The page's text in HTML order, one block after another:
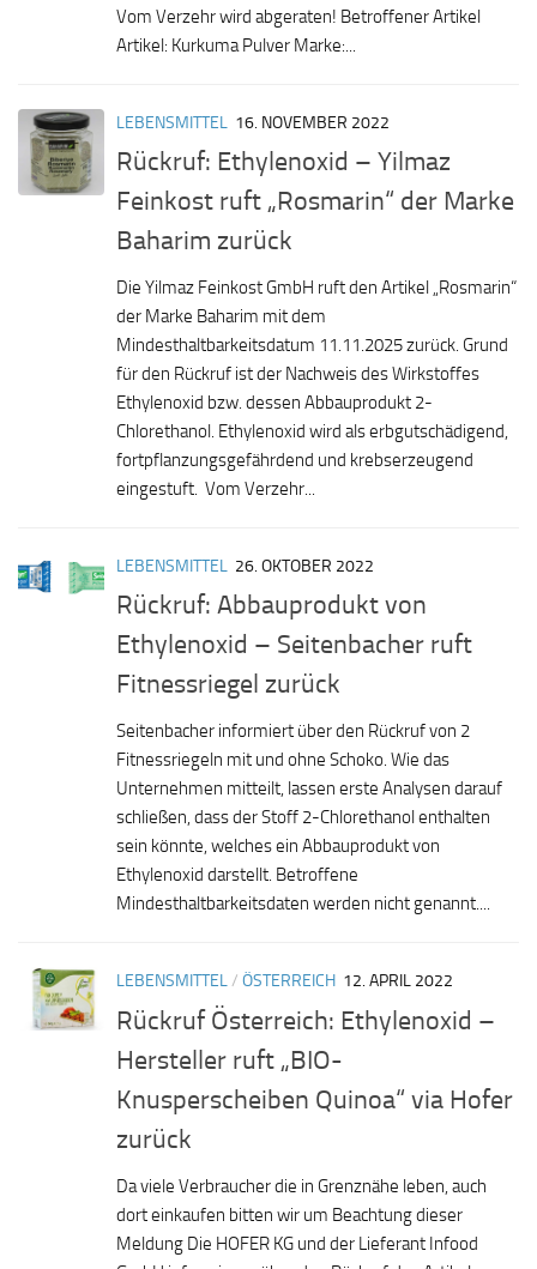
Vom Verzehr wird abgeraten! Betroffener Artikel
Artikel: Kurkuma Pulver Marke:...
LEBENSMITTEL 16. NOVEMBER 2022
Rückruf: Ethylenoxid – Yilmaz
Feinkost ruft „Rosmarin“ der Marke
Baharim zurück
Die Yilmaz Feinkost GmbH ruft den Artikel „Rosmarin“
der Marke Baharim mit dem
Mindesthaltbarkeitsdatum 11.11.2025 zurück. Grund
für den Rückruf ist der Nachweis des Wirkstoffes
Ethylenoxid bzw. dessen Abbauprodukt 2-
Chlorethanol. Ethylenoxid wird als erbgutschädigend,
fortpflanzungsgefährdend und krebserzeugend
eingestuft. Vom Verzehr...
LEBENSMITTEL 26. OKTOBER 2022
Rückruf: Abbauprodukt von
Ethylenoxid – Seitenbacher ruft
Fitnessriegel zurück
Seitenbacher informiert über den Rückruf von 2
Fitnessriegeln mit und ohne Schoko. Wie das
Unternehmen mitteilt, lassen erste Analysen darauf
schließen, dass der Stoff 2-Chlorethanol enthalten
sein könnte, welches ein Abbauprodukt von
Ethylenoxid darstellt. Betroffene
Mindesthaltbarkeitsdaten werden nicht genannt....
LEBENSMITTEL/ ÖSTERREICH 12. APRIL 2022
Rückruf Österreich: Ethylenoxid –
Hersteller ruft „BIO-
Knusperscheiben Quinoa“ via Hofer
zurück
Da viele Verbraucher die in Grenznähe leben, auch
dort einkaufen bitten wir um Beachtung dieser
Meldung Die HOFER KG und der Lieferant Infood